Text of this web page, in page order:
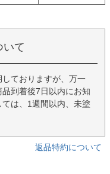
いて
ておりますが、万一
到着後7日以内にお知
は、1週間以内、未塗
返品特約について